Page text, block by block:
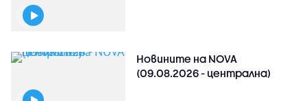
Новините на NOVA
(09.08.2026 - централна)